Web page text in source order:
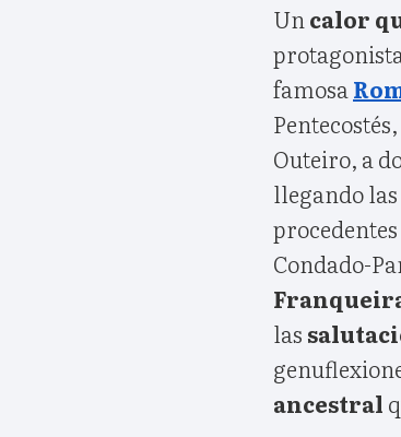
Un calor
famosa
Pentecostés,
Outeiro, a
llegando las
Condado-
las
ancestral